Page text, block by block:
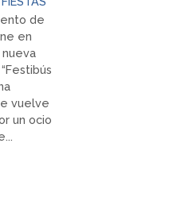
de
en
nueva
vuelve
un ocio